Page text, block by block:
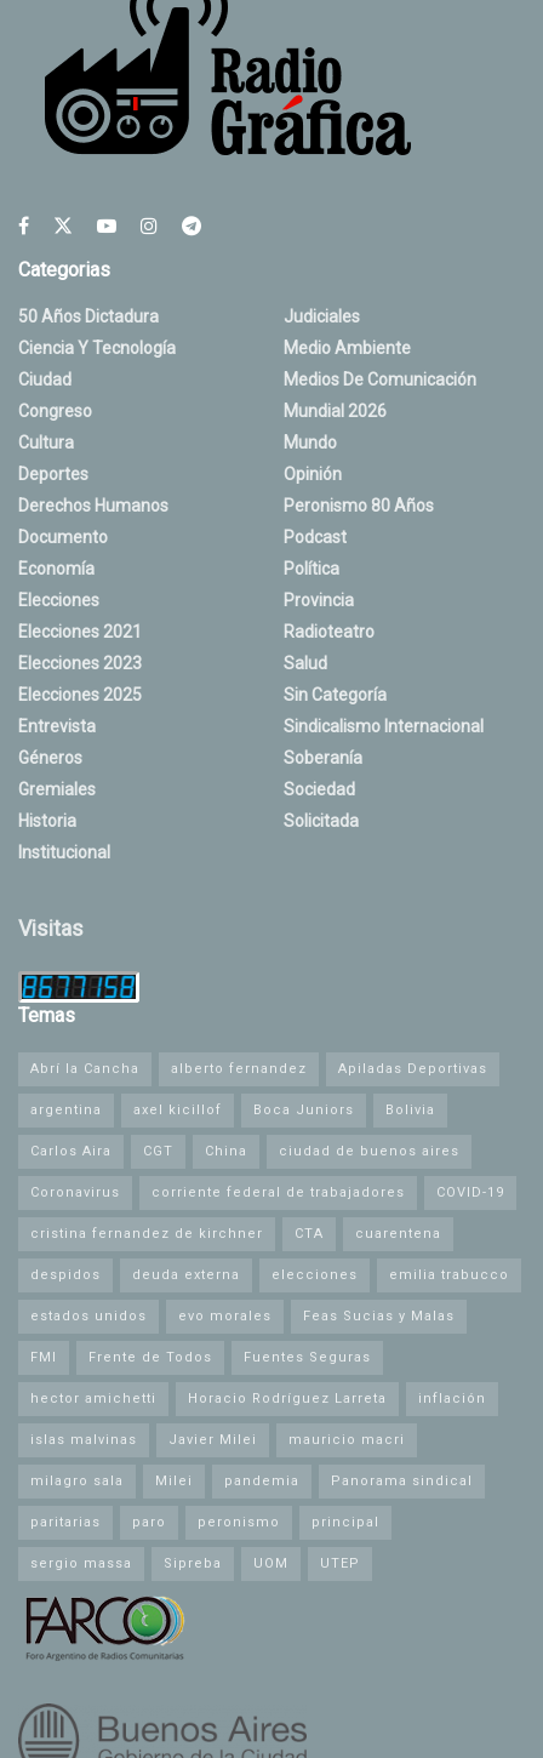
Categorias
50 Años Dictadura
Ciencia Y Tecnología
Ciudad
Congreso
Cultura
Deportes
Derechos Humanos
Documento
Economía
Elecciones
Elecciones 2021
Elecciones 2023
Elecciones 2025
Entrevista
Géneros
Gremiales
Historia
Institucional
Judiciales
Medio Ambiente
Medios De Comunicación
Mundial 2026
Mundo
Opinión
Peronismo 80 Años
Podcast
Política
Provincia
Radioteatro
Salud
Sin Categoría
Sindicalismo Internacional
Soberanía
Sociedad
Solicitada
Visitas
Temas
Abrí la Cancha alberto fernandez Apiladas Deportivas
argentina axel kicillof Boca Juniors Bolivia
Carlos Aira CGT China ciudad de buenos aires
Coronavirus corriente federal de trabajadores COVID-19
cristina fernandez de kirchner CTA cuarentena
despidos deuda externa elecciones emilia trabucco
estados unidos evo morales Feas Sucias y Malas
FMI Frente de Todos Fuentes Seguras
hector amichetti Horacio Rodríguez Larreta inflación
islas malvinas Javier Milei mauricio macri
milagro sala Milei pandemia Panorama sindical
paritarias paro peronismo principal
sergio massa Sipreba UOM UTEP